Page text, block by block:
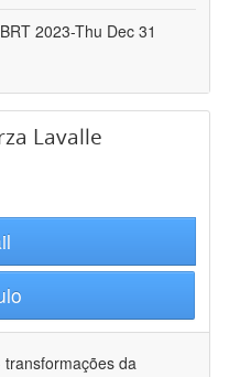
2023-Thu Dec 31
Lavalle
da